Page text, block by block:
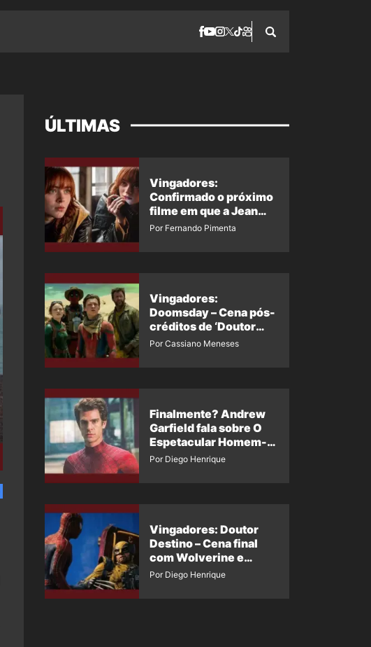
ÚLTIMAS
Vingadores:
Confirmado o próximo
filme em que a Jean
Grey irá aparecer
Por Fernando Pimenta
Vingadores:
Doomsday – Cena pós-
créditos de ‘Doutor
Destino’ é revelada
Por Cassiano Meneses
Finalmente? Andrew
Garfield fala sobre O
Espetacular Homem-
Aranha 3
Por Diego Henrique
Vingadores: Doutor
Destino – Cena final
com Wolverine e
Homem-Aranha de
Por Diego Henrique